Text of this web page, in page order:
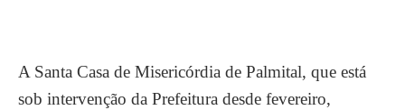
A Santa Casa de Misericórdia de Palmital, que está
sob intervenção da Prefeitura desde fevereiro,